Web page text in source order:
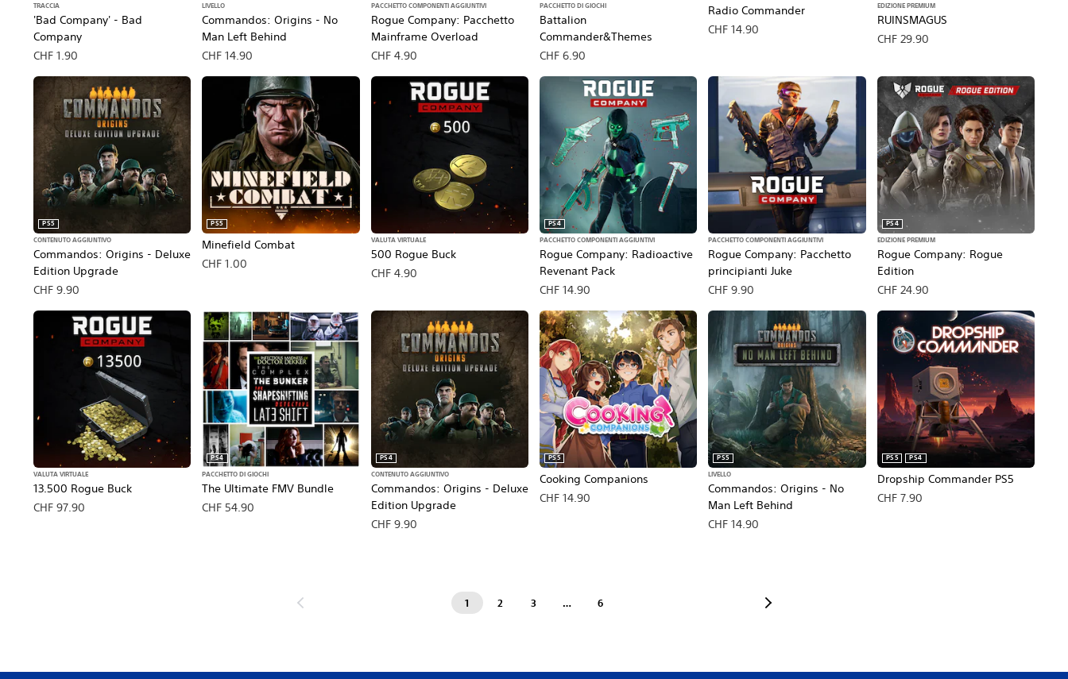
'Bad Company' - Bad
Company
TRACCIA
CHF 1.90
Commandos: Origins - No
Man Left Behind
LIVELLO
CHF 14.90
Rogue Company: Pacchetto
Mainframe Overload
PACCHETTO COMPONENTI AGGIUNTIVI
CHF 4.90
Battalion
Commander&Themes
PACCHETTO DI GIOCHI
CHF 6.90
Radio Commander
CHF 14.90
RUINSMAGUS
EDIZIONE PREMIUM
CHF 29.90
Commandos: Origins - Deluxe
Edition Upgrade
PS5
CONTENUTO AGGIUNTIVO
CHF 9.90
Minefield Combat
PS5
CHF 1.00
500 Rogue Buck
VALUTA VIRTUALE
CHF 4.90
Rogue Company: Radioactive
Revenant Pack
PS4
PACCHETTO COMPONENTI AGGIUNTIVI
CHF 14.90
Rogue Company: Pacchetto
principianti Juke
PACCHETTO COMPONENTI AGGIUNTIVI
CHF 9.90
Rogue Company: Rogue
Edition
PS4
EDIZIONE PREMIUM
CHF 24.90
13.500 Rogue Buck
VALUTA VIRTUALE
CHF 97.90
The Ultimate FMV Bundle
PS4
PACCHETTO DI GIOCHI
CHF 54.90
Commandos: Origins - Deluxe
Edition Upgrade
PS4
CONTENUTO AGGIUNTIVO
CHF 9.90
Cooking Companions
PS5
CHF 14.90
Commandos: Origins - No
Man Left Behind
PS5
LIVELLO
CHF 14.90
Dropship Commander PS5
PS5 PS4
CHF 7.90
1 2 3 … 6